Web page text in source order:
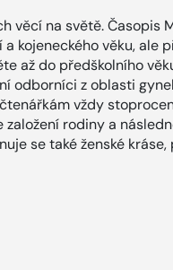
věcí na světě. Časopis
kojeneckého věku, ale
až do předškolního
odborníci z oblasti
vždy
rodiny a
se také ženské